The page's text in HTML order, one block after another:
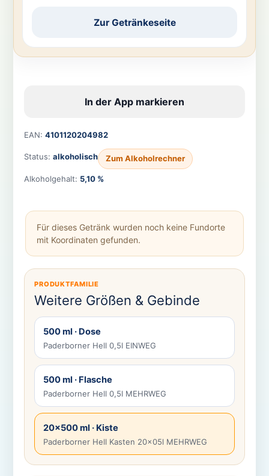
Zur Getränkeseite
In der App markieren
EAN: 4101120204982
Status: alkoholisch Zum Alkoholrechner
Alkoholgehalt: 5,10 %
Für dieses Getränk wurden noch keine Fundorte
mit Koordinaten gefunden.
PRODUKTFAMILIE
Weitere Größen & Gebinde
500 ml · Dose
Paderborner Hell 0,5l EINWEG
500 ml · Flasche
Paderborner Hell 0,5l MEHRWEG
20×500 ml · Kiste
Paderborner Hell Kasten 20x05l MEHRWEG